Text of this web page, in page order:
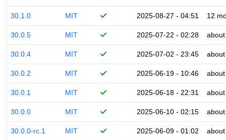
30.1.0 MIT 2025-08-27 - 04:51 12
30.0.5 MIT 2025-07-22 - 02:28
30.0.4 MIT 2025-07-02 - 23:45
30.0.2 MIT 2025-06-19 - 10:46
30.0.1 MIT 2025-06-18 - 22:31
30.0.0 MIT 2025-06-10 - 02:15
30.0.0-rc.1 MIT 2025-06-09 - 01:02